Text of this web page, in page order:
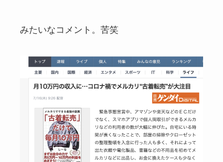
みたいなコメント。苦笑